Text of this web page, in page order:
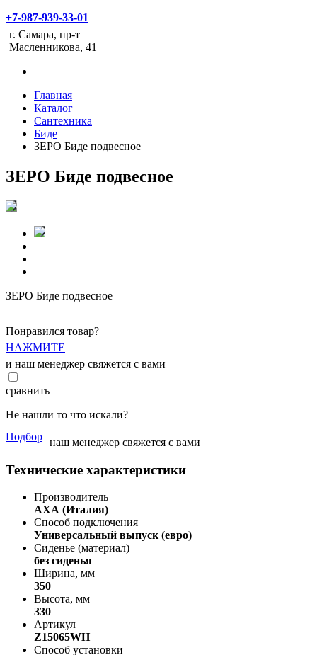
+7-987-939-33-01
г. Самара, пр-т
Масленникова, 41
Главная
Каталог
Сантехника
Биде
ЗЕРО Биде подвесное
ЗЕРО Биде подвесное
ЗЕРО Биде подвесное
Понравился товар?
НАЖМИТЕ
и наш менеджер свяжется с вами
сравнить
Не нашли то что искали?
Подбор наш менеджер свяжется с вами
Технические характеристики
Производитель
АХА (Италия)
Способ подключения
Универсальный выпуск (евро)
Сиденье (материал)
без сиденья
Ширина, мм
350
Высота, мм
330
Артикул
Z15065WH
Способ установки